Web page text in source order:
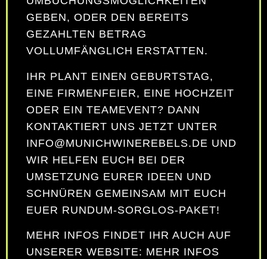
GEBEN, ODER DEN BEREITS
GEZAHLTEN BETRAG
VOLLUMFÄNGLICH ERSTATTEN.
IHR PLANT EINEN GEBURTSTAG,
EINE FIRMENFEIER, EINE HOCHZEIT
ODER EIN TEAMEVENT? DANN
KONTAKTIERT UNS JETZT UNTER
INFO@MUNICHWINEREBELS.DE UND
WIR HELFEN EUCH BEI DER
UMSETZUNG EURER IDEEN UND
SCHNÜREN GEMEINSAM MIT EUCH
EUER RUNDUM-SORGLOS-PAKET!
MEHR INFOS FINDET IHR AUCH AUF
UNSERER WEBSITE: MEHR INFOS